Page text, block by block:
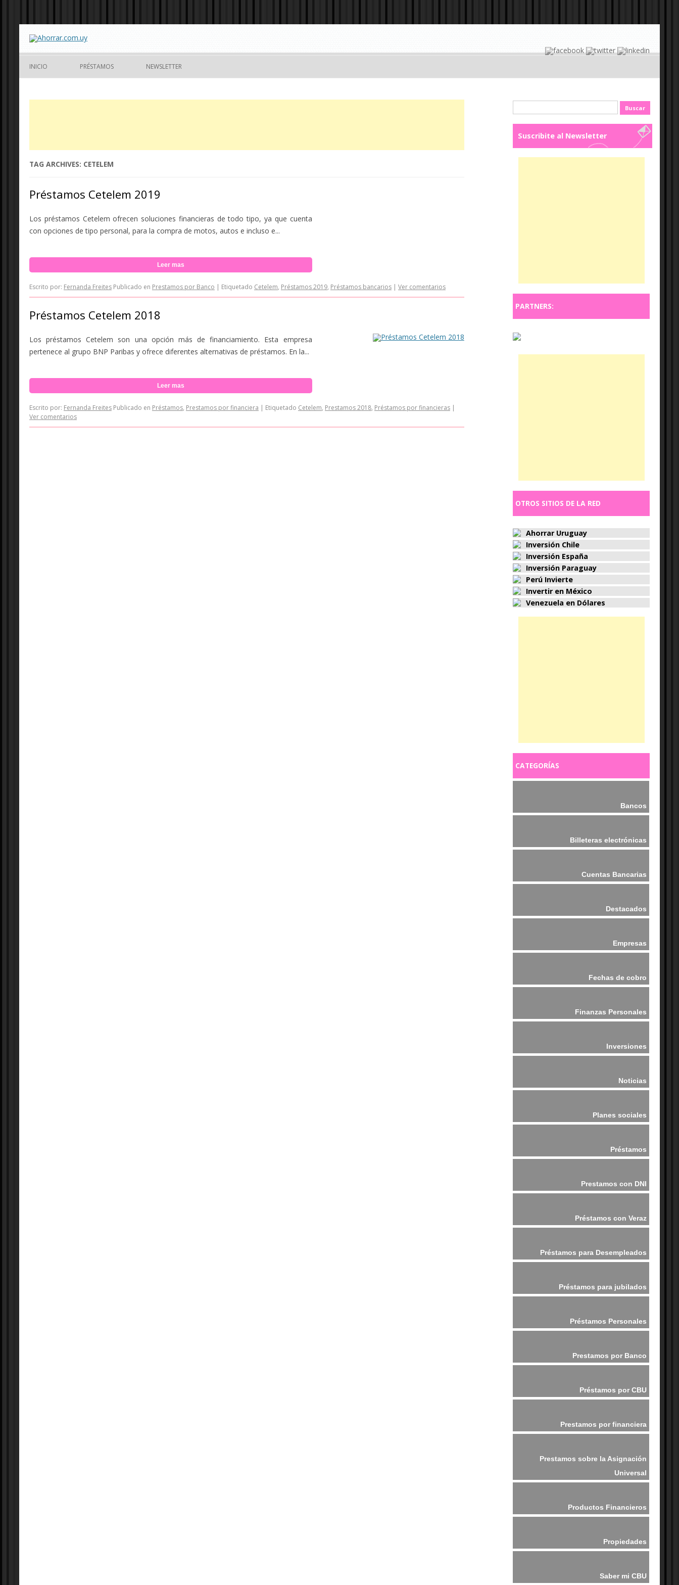
INICIO PRÉSTAMOS NEWSLETTER
TAG ARCHIVES: CETELEM
Préstamos Cetelem 2019
Los préstamos Cetelem ofrecen soluciones financieras de todo tipo, ya que cuenta
con opciones de tipo personal, para la compra de motos, autos e incluso e...
Leer mas
Escrito por: Fernanda Freites Publicado en Prestamos por Banco | Etiquetado Cetelem, Préstamos 2019, Préstamos bancarios | Ver comentarios
Préstamos Cetelem 2018
Los préstamos Cetelem son una opción más de financiamiento. Esta empresa
pertenece al grupo BNP Paribas y ofrece diferentes alternativas de préstamos. En la...
Leer mas
Escrito por: Fernanda Freites Publicado en Préstamos, Prestamos por financiera | Etiquetado Cetelem, Prestamos 2018, Préstamos por financieras |
Ver comentarios
Suscribite al Newsletter
PARTNERS:
OTROS SITIOS DE LA RED
Ahorrar Uruguay
Inversión Chile
Inversión España
Inversión Paraguay
Perú Invierte
Invertir en México
Venezuela en Dólares
CATEGORÍAS
Bancos
Billeteras electrónicas
Cuentas Bancarias
Destacados
Empresas
Fechas de cobro
Finanzas Personales
Inversiones
Noticias
Planes sociales
Préstamos
Prestamos con DNI
Préstamos con Veraz
Préstamos para Desempleados
Préstamos para jubilados
Préstamos Personales
Prestamos por Banco
Préstamos por CBU
Prestamos por financiera
Prestamos sobre la Asignación
Universal
Productos Financieros
Propiedades
Saber mi CBU